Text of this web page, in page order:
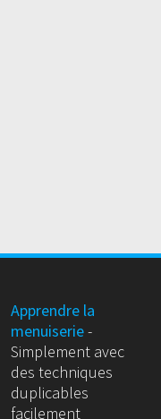
Apprendre la
menuiserie-
Simplement avec
des techniques
duplicables
facilement